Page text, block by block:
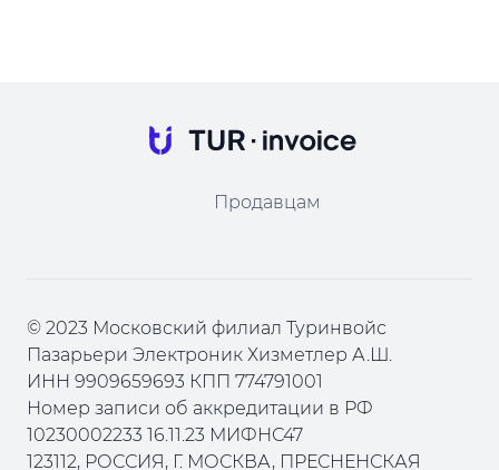
Продавцам
© 2023 Московский филиал Туринвойс
Пазарьери Электроник Хизметлер А.Ш.
ИНН 9909659693 КПП 774791001
Номер записи об аккредитации в РФ
10230002233 16.11.23 МИФНС47
123112, РОССИЯ, Г. МОСКВА, ПРЕСНЕНСКАЯ